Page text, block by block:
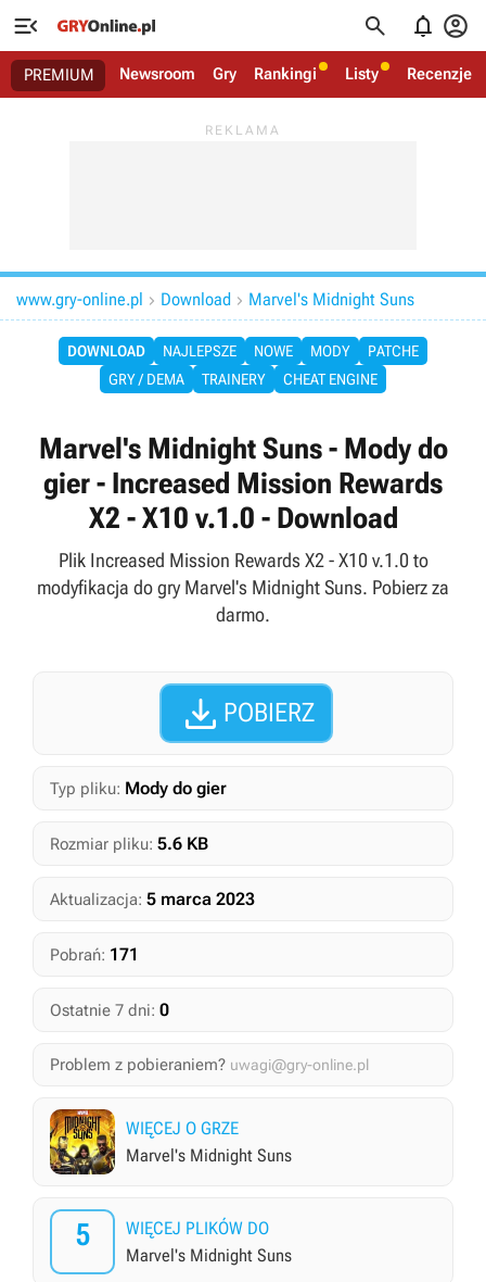
   
PREMIUM Newsroom Gry Rankingi Listy Recenzje
www.gry-online.pl  Download  Marvel's Midnight Suns
DOWNLOAD NAJLEPSZE NOWE MODY
PATCHE
GRY / DEMA
TRAINERY CHEAT ENGINE
Marvel's Midnight Suns - Mody do
gier - Increased Mission Rewards
X2 - X10 v.1.0 - Download
Plik Increased Mission Rewards X2 - X10 v.1.0 to
modyfikacja do gry Marvel's Midnight Suns. Pobierz za
darmo.
 POBIERZ
Typ pliku: Mody do gier
Rozmiar pliku: 5.6 KB
Aktualizacja: 5 marca 2023
Pobrań: 171
Ostatnie 7 dni: 0
Problem z pobieraniem? uwagi@gry-online.pl
WIĘCEJ O GRZE
Marvel's Midnight Suns
5
WIĘCEJ PLIKÓW DO
Marvel's Midnight Suns